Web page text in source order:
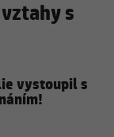
s
vystoupil s